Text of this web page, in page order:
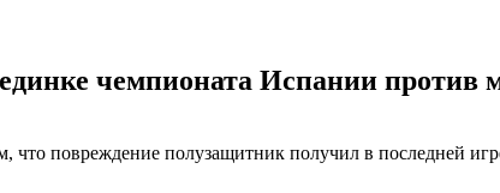
чемпионата Испании против
повреждение полузащитник получил в последней